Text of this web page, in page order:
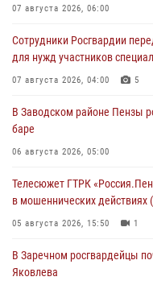
07 августа 2026, 06:00
Сотрудники Росгвардии
для нужд участников
07 августа 2026, 04:00 5
В Заводском районе Пензы
баре
06 августа 2026, 05:00
Телесюжет ГТРК
в мошеннических действиях
05 августа 2026, 15:50 1
В Заречном росгвардейцы
Яковлева